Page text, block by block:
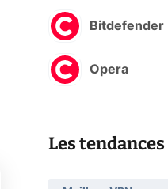
Bitdefender
Opera
Les tendances